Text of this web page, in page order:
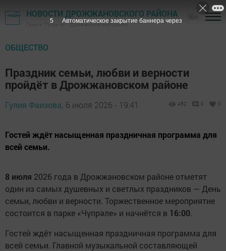
НОВОСТИ ДРОЖЖАНОВСКОГО РАЙОНА
Газета "Туган як" - Дрожжановский район
ОБЩЕСТВО
Праздник семьи, любви и верности
пройдёт в Дрожжановском районе
Гулия Фаизова, 6 июля 2026 - 19:41 452 0 0
Гостей ждёт насыщенная праздничная программа для
всей семьи.
8 июля 2026 года в Дрожжановском районе отметят
один из самых душевных и светлых праздников — День
семьи, любви и верности. Торжественное мероприятие
состоится в парке «Чүпрәле» и начнётся в 16:00.
Гостей ждёт насыщенная праздничная программа для
всей семьи. Главной музыкальной составляющей
4 Автоматическое закрытие баннера через